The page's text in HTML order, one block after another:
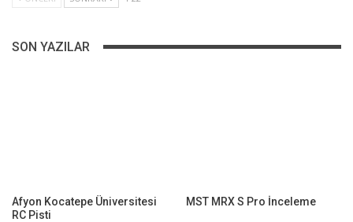
SON YAZILAR
Afyon Kocatepe Üniversitesi
RC Pisti
MST MRX S Pro İnceleme